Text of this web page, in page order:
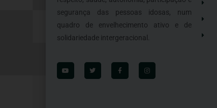
segurança das pessoas idosas, num
quadro de envelhecimento ativo e de
solidariedade intergeracional.